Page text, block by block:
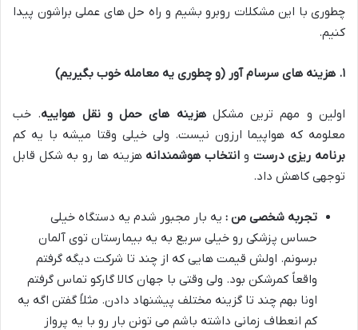
چطوری با این مشکلات روبرو بشیم و راه حل های عملی براشون پیدا
کنیم.
۱. هزینه های سرسام آور (و چطوری یه معامله خوب بگیریم)
اولین و مهم ترین مشکلهزینه های حمل و نقل هواییه. خب
معلومه که هواپیما ارزون نیست. ولی خیلی وقتا میشه با یه کم
برنامه ریزی درست و انتخاب هوشمندانه هزینه ها رو به شکل قابل
توجهی کاهش داد.
تجربه شخصی من : یه بار مجبور شدم یه دستگاه خیلی
حساس پزشکی رو خیلی سریع به یه بیمارستان توی آلمان
برسونم. اولش قیمت هایی که از چند تا شرکت دیگه گرفتم
واقعاً کمرشکن بود. ولی وقتی با جهان کالا گارکو تماس گرفتم
اونا بهم چند تا گزینه مختلف پیشنهاد دادن. مثلاً گفتن اگه یه
کم انعطاف زمانی داشته باشم می تونن بار رو با یه پرواز